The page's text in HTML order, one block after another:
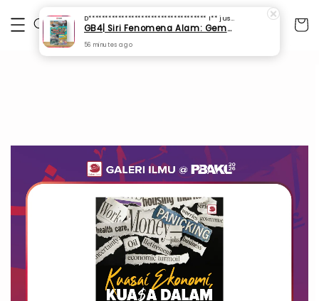
D************************************ I** just purchased
GB4| Siri Fenomena Alam: Gempa Bumi & Tsunami Yang Memusnahkan Kehidupan (SFM 2A)
56 minutes ago